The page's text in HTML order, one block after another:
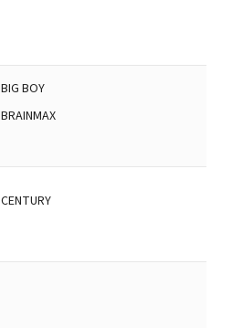
BIG BOY
BRAINMAX
CENTURY